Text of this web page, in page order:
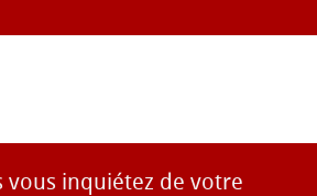
vous inquiétez de votre